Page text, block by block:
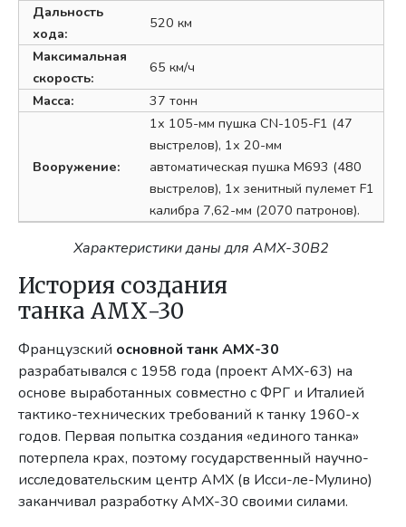
Дальность
хода:
520 км
Максимальная
скорость:
65 км/ч
Масса:
37 тонн
Вооружение:
1х 105-мм пушка CN-105-F1 (47
выстрелов), 1х 20-мм
автоматическая пушка М693 (480
выстрелов), 1х зенитный пулемет F1
калибра 7,62-мм (2070 патронов).
Характеристики даны для АМХ-30В2
История создания
танка АМХ-30
Французский основной танк АМХ-30
разрабатывался с 1958 года (проект AMX-63) на
основе выработанных совместно с ФРГ и Италией
тактико-технических требований к танку 1960-х
годов. Первая попытка создания «единого танка»
потерпела крах, поэтому государственный научно-
исследовательским центр АМХ (в Исси-ле-Мулино)
заканчивал разработку АМХ-30 своими силами.